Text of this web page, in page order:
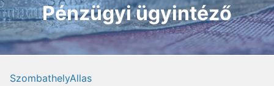
Pénzügyi ügyintéző
SzombathelyAllas